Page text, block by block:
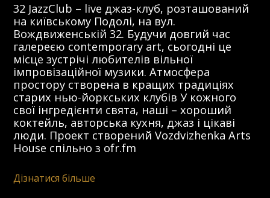
32 JazzClub – live джаз-клуб, розташований
на київському Подолі, на вул.
Вождвиженській 32. Будучи довгий час
галереєю contemporary art, сьогодні це
місце зустрічі любителів вільної
імпровізаційної музики. Атмосфера
простору створена в кращих традиціях
старих нью-йоркських клубів У кожного
свої інгредієнти свята, наші – хороший
коктейль, авторська кухня, джаз і цікаві
люди. Проект створений Vozdvizhenka Arts
House спільно з ofr.fm
Дізнатися більше